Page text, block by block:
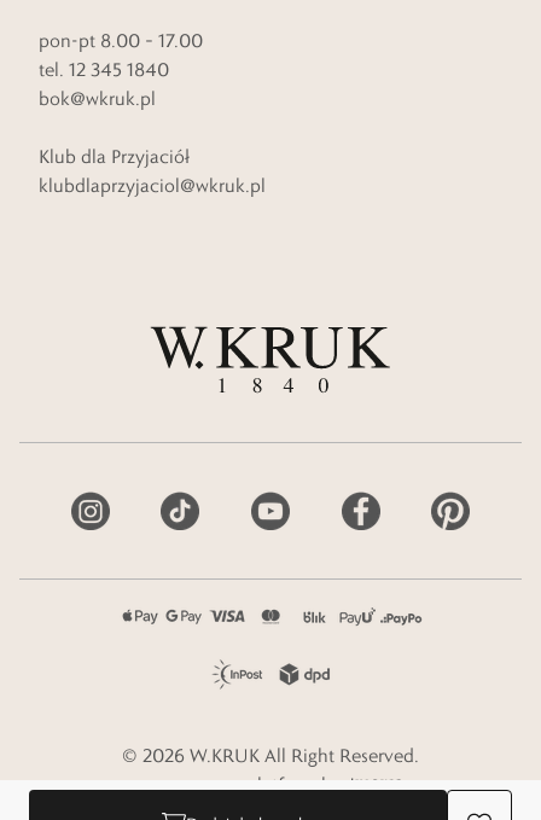
pon-pt 8.00 – 17.00
tel. 12 345 1840
bok@wkruk.pl
Klub dla Przyjaciół
klubdlaprzyjaciol@wkruk.pl
© 2026 W.KRUK All Right Reserved.
e-commerce platform by